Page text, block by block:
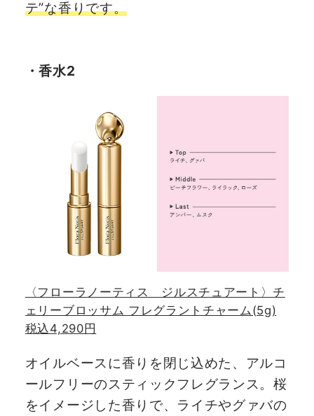
テ”な香りです。
・香水2
〈フローラノーティス ジルスチュアート〉チ
ェリーブロッサム フレグラントチャーム(5g)
税込4,290円
オイルベースに香りを閉じ込めた、アルコ
ールフリーのスティックフレグランス。桜
をイメージした香りで、ライチやグァバの